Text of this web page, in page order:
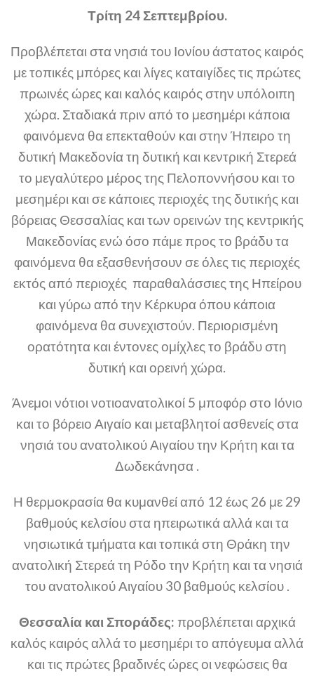
Τρίτη 24 Σεπτεμβρίου.
Προβλέπεται στα νησιά του Ιονίου άστατος καιρός
με τοπικές μπόρες και λίγες καταιγίδες τις πρώτες
πρωινές ώρες και καλός καιρός στην υπόλοιπη
χώρα. Σταδιακά πριν από το μεσημέρι κάποια
φαινόμενα θα επεκταθούν και στην Ήπειρο τη
δυτική Μακεδονία τη δυτική και κεντρική Στερεά
το μεγαλύτερο μέρος της Πελοποννήσου και το
μεσημέρι και σε κάποιες περιοχές της δυτικής και
βόρειας Θεσσαλίας και των ορεινών της κεντρικής
Μακεδονίας ενώ όσο πάμε προς το βράδυ τα
φαινόμενα θα εξασθενήσουν σε όλες τις περιοχές
εκτός από περιοχές παραθαλάσσιες της Ηπείρου
και γύρω από την Κέρκυρα όπου κάποια
φαινόμενα θα συνεχιστούν. Περιορισμένη
ορατότητα και έντονες ομίχλες το βράδυ στη
δυτική και ορεινή χώρα.
Άνεμοι νότιοι νοτιοανατολικοί 5 μποφόρ στο Ιόνιο
και το βόρειο Αιγαίο και μεταβλητοί ασθενείς στα
νησιά του ανατολικού Αιγαίου την Κρήτη και τα
Δωδεκάνησα .
Η θερμοκρασία θα κυμανθεί από 12 έως 26 με 29
βαθμούς κελσίου στα ηπειρωτικά αλλά και τα
νησιωτικά τμήματα και τοπικά στη Θράκη την
ανατολική Στερεά τη Ρόδο την Κρήτη και τα νησιά
του ανατολικού Αιγαίου 30 βαθμούς κελσίου .
Θεσσαλία και Σποράδες: προβλέπεται αρχικά
καλός καιρός αλλά το μεσημέρι το απόγευμα αλλά
και τις πρώτες βραδινές ώρες οι νεφώσεις θα